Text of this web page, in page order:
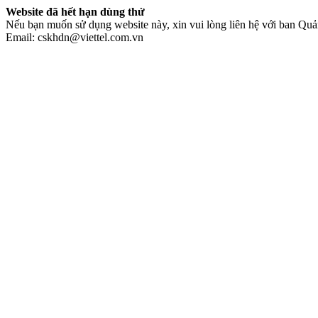
Website đã hết hạn dùng thử
Nếu bạn muốn sử dụng website này, xin vui lòng liên hệ với ban
Email: cskhdn@viettel.com.vn